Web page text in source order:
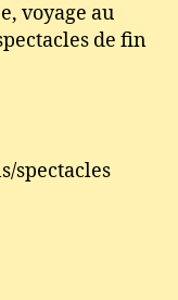
voyage au
de fin
spectacles